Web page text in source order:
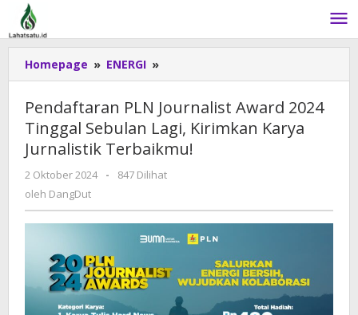
Lewati
konten
Homepage » ENERGI »
PLN
Journalist
Award
2024
Tinggal
Lagi,
Karya
Jurnalistik
Terbaikmu!
Pendaftaran PLN Journalist Award 2024
Tinggal Sebulan Lagi, Kirimkan Karya
Jurnalistik Terbaikmu!
2 Oktober 2024
oleh
-
847 Dilihat
oleh DangDut